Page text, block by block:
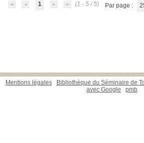
1 (1 - 5 / 5) Par page :
Mentions légales Bibliothèque du Séminaire de
avec Google
pmb